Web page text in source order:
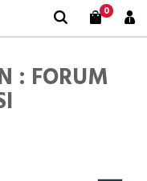
0
: FORUM